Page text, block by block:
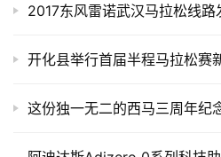
2017东风雷诺武汉马拉松线路
开化县举行首届半程马拉松赛
这份独一无二的西马三周年纪